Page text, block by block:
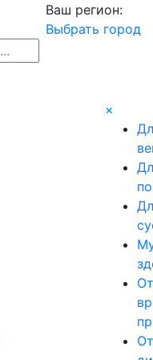
Ваш регион:
Выбрать город
×